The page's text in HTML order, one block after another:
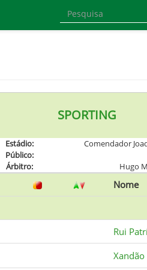
SPORTING
Estádio:
Comendador
Público:
Árbitro: Hugo
Nome
Rui
Xandão